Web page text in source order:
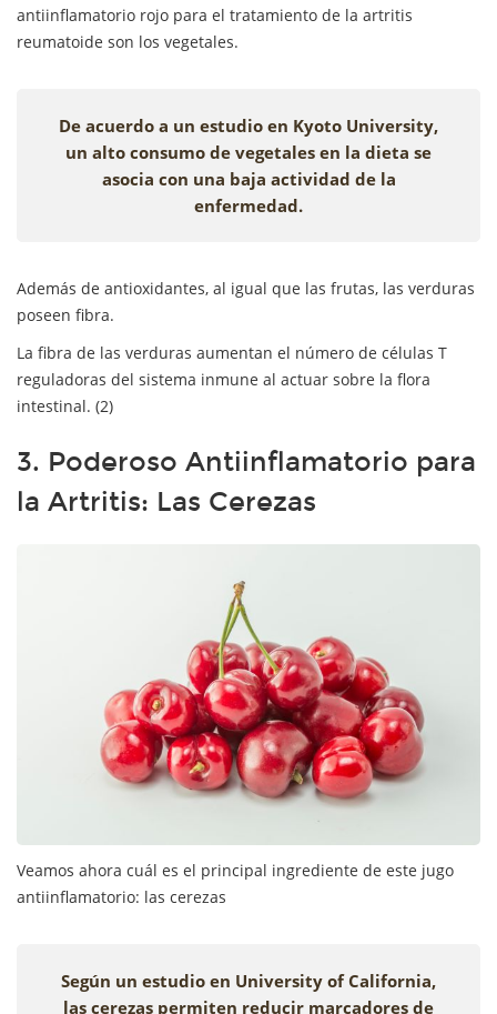
antiinflamatorio rojo para el tratamiento de la artritis
reumatoide son los vegetales.
De acuerdo a un estudio en Kyoto University,
un alto consumo de vegetales en la dieta se
asocia con una baja actividad de la
enfermedad.
Además de antioxidantes, al igual que las frutas, las verduras
poseen fibra.
La fibra de las verduras aumentan el número de células T
reguladoras del sistema inmune al actuar sobre la flora
intestinal. (2)
3. Poderoso Antiinflamatorio para
la Artritis: Las Cerezas
Veamos ahora cuál es el principal ingrediente de este jugo
antiinflamatorio: las cerezas
Según un estudio en University of California,
las cerezas permiten reducir marcadores de